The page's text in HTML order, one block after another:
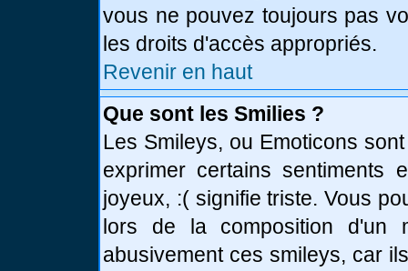
vous ne pouvez toujours pas
les droits d'accès appropriés.
Revenir en haut
Que sont les Smilies ?
Les Smileys, ou Emoticons
exprimer certains sentiments
joyeux, :( signifie triste. Vous
lors de la composition d'un
abusivement ces smileys, car